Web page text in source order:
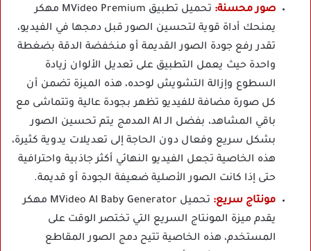
صور محسنة:
تحميل تطبيق MVideo Premium مهكر
يمنحك أداة قوية لتحسين الصور قبل دمجها في الفيديو،
تقدر رفع جودة الصور القديمة أو منخفضة الدقة بضغطة
واحدة حيث يعمل التطبيق على تعديل الألوان زيادة
السطوع وإزالة التشويش لوحده، هذه الميزة تضمن أن
كل صورة مضافة للفيديو تظهر بجودة عالية وتتماشى مع
باقي المشاهد، بفضل الـ AI المدمج يتم تحسين الصور
بشكل سريع وفعال دون الحاجة إلى تعديلات يدوية كثيرة،
هذه الخاصية تجعل الفيديو النهائي أكثر جاذبية واحترافية
حتى إذا كانت الصور الأصلية ضعيفة الجودة أو قديمة.
مونتاج سريع:
تحميل MVideo AI Baby Generator مهكر
يقدم ميزة المونتاج السريع التي تختصر الوقت على
المستخدم، هذه الخاصية تتيح دمج الصور المقاطع